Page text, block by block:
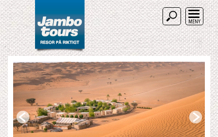
MENY